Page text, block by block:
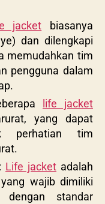
jacket biasanya
dan dilengkapi
memudahkan tim
pengguna dalam
life jacket
yang dapat
perhatian tim
Life jacket adalah
wajib dimiliki
standar